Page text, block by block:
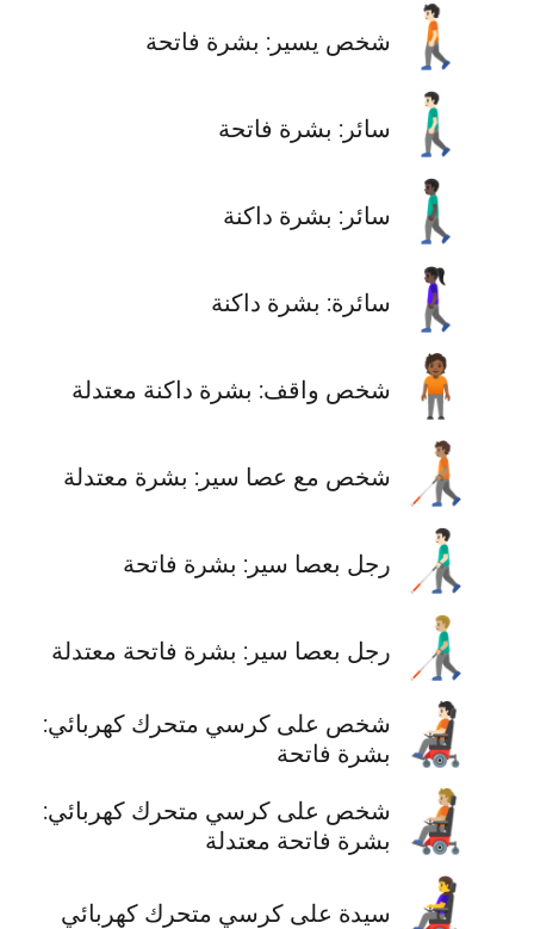
🚶🏻 ‫شخص يسير: بشرة فاتحة
🚶🏻‍♂️ سائر: بشرة فاتحة
🚶🏿‍♂️ سائر: بشرة داكنة
🚶🏿‍♀️ سائرة: بشرة داكنة
🧍🏾 شخص واقف: بشرة داكنة معتدلة
🧑🏽‍🦯 شخص مع عصا سير: بشرة معتدلة
👨🏻‍🦯 رجل بعصا سير: بشرة فاتحة
👨🏼‍🦯 رجل بعصا سير: بشرة فاتحة معتدلة
🧑🏻‍🦼
شخص على كرسي متحرك كهربائي:
بشرة فاتحة
🧑🏼‍🦼
شخص على كرسي متحرك كهربائي:
بشرة فاتحة معتدلة
👩‍🦼 سيدة على كرسي متحرك كهربائي